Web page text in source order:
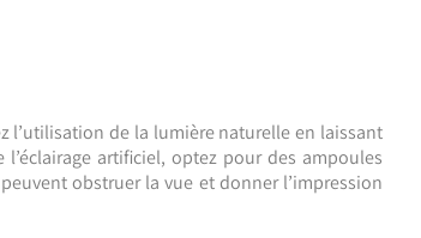
l’utilisation de la lumière naturelle en laissant
artificiel, optez pour des ampoules
obstruer la vue et donner l’impression